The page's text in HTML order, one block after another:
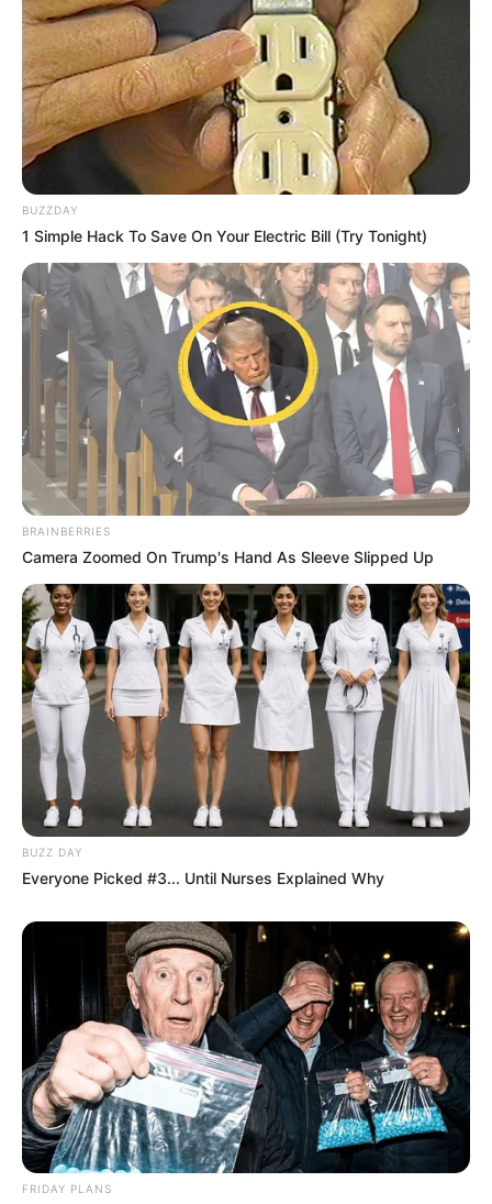
BUZZDAY
1 Simple Hack To Save On Your Electric Bill (Try Tonight)
BRAINBERRIES
Camera Zoomed On Trump's Hand As Sleeve Slipped Up
BUZZ DAY
Everyone Picked #3... Until Nurses Explained Why
FRIDAY PLANS